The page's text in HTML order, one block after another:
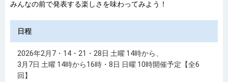
みんなの前で発表する楽しさを味わってみよう！
日程
2026年2月7・14・21・28日 土曜 14時から、
3月7日 土曜 14時から16時・8日 日曜 10時開催予定【全6
回】